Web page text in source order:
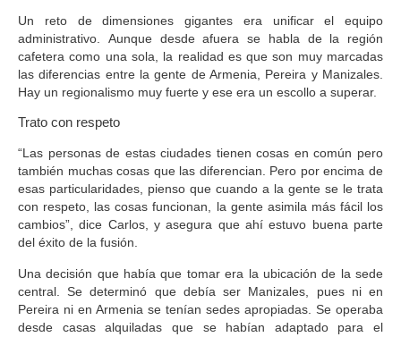
Un reto de dimensiones gigantes era unificar el equipo
administrativo.
Aunque desde afuera se habla de la región
cafetera como una sola, la realidad es que son muy marcadas
las diferencias entre la gente de Armenia, Pereira y Manizales.
Hay un regionalismo muy fuerte y ese era un escollo a superar.
Trato con respeto
“Las personas de estas ciudades tienen cosas en común pero
también muchas cosas que las diferencian. Pero por encima de
esas particularidades, pienso que cuando a la gente se le trata
con respeto, las cosas funcionan, la gente asimila más fácil los
cambios”, dice Carlos, y asegura que ahí estuvo buena parte
del éxito de la fusión.
Una decisión que había que tomar era la ubicación de la sede
central. Se determinó que debía ser Manizales, pues ni en
Pereira ni en Armenia se tenían sedes apropiadas. Se operaba
desde casas alquiladas que se habían adaptado para el